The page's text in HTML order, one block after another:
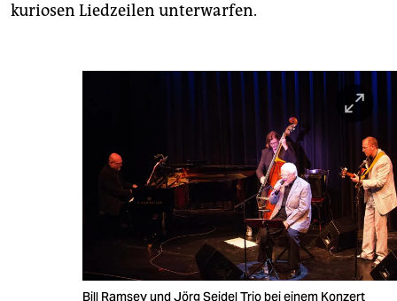
kuriosen Liedzeilen unterwarfen.
Bill Ramsey und Jörg Seidel Trio bei einem Konzert